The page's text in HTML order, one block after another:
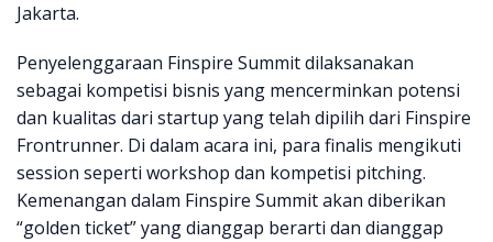
Jakarta.
Penyelenggaraan Finspire Summit dilaksanakan
sebagai kompetisi bisnis yang mencerminkan potensi
dan kualitas dari startup yang telah dipilih dari Finspire
Frontrunner. Di dalam acara ini, para finalis mengikuti
session seperti workshop dan kompetisi pitching.
Kemenangan dalam Finspire Summit akan diberikan
“golden ticket” yang dianggap berarti dan dianggap